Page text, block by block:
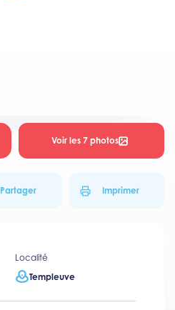
Voir les 7 photos
Partager Imprimer
Localité
Templeuve